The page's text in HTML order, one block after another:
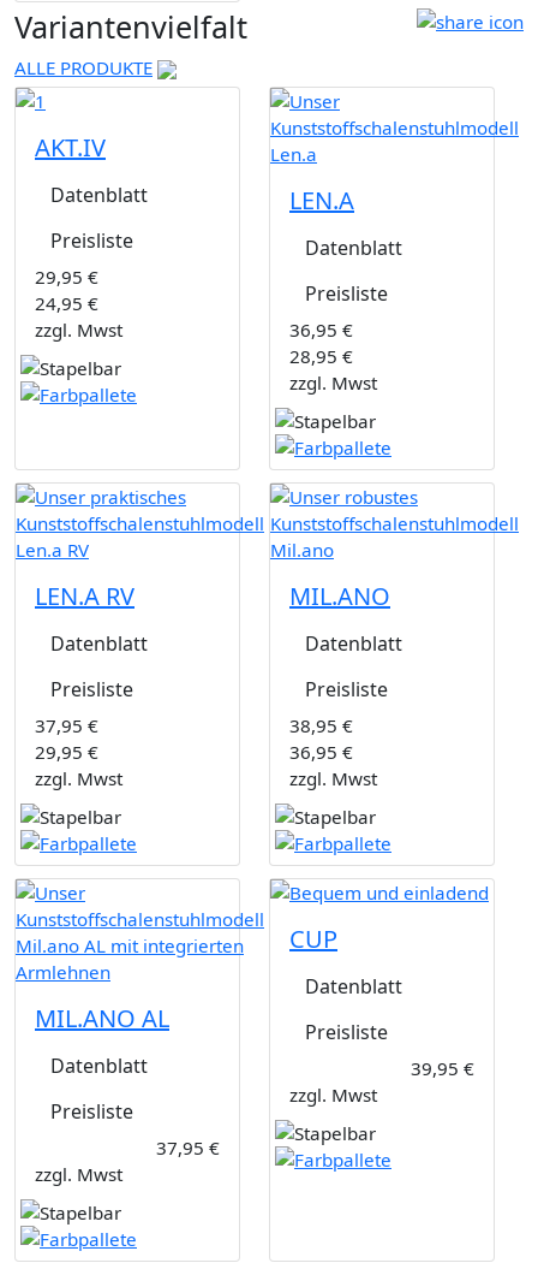
Variantenvielfalt
ALLE PRODUKTE
AKT.IV
Datenblatt
Preisliste
29,95 €
24,95 €
zzgl. Mwst
LEN.A
Datenblatt
Preisliste
36,95 €
28,95 €
zzgl. Mwst
LEN.A RV
Datenblatt
Preisliste
37,95 €
29,95 €
zzgl. Mwst
MIL.ANO
Datenblatt
Preisliste
38,95 €
36,95 €
zzgl. Mwst
MIL.ANO AL
Datenblatt
Preisliste
37,95 €
zzgl. Mwst
CUP
Datenblatt
Preisliste
39,95 €
zzgl. Mwst